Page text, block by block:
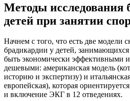
Методы исследования
детей при занятии
Начнем с того, что есть две модели
брадикардии у детей,
быть экономически эффективными
дешевыми: американская модель
историю и экспертизу) и
европейская), которая
и включение ЭКГ в 12 отведениях.